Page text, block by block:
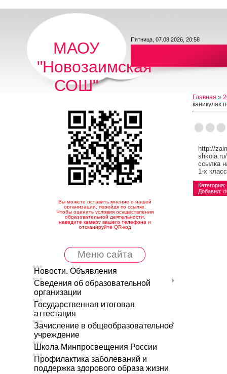
МАОУ
"Новозаимская
СОШ"
Пятница, 07.08.2026, 20:58
Вы можете оставить мнение о нашей
организации, перейдя по ссылке.
Чтобы оценить условия осуществления
образовательной деятельности,
наведите камеру вашего телефона и
отсканируйте QR-код
Меню сайта
Новости. Объявления
Сведения об образовательной
организации
Государственная итоговая
аттестация
Зачисление в общеобразовательное
учреждение
Школа Минпросвещения России
Профилактика заболеваний и
поддержка здорового образа жизни
Главная »
каникулах
http://
ссылка
1-х
Категория:
Добавил: